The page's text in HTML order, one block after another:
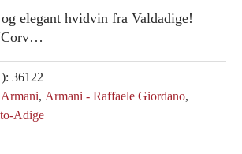
elegant hvidvin fra Valdadige!
36122
, Armani - Raffaele Giordano,
Adige